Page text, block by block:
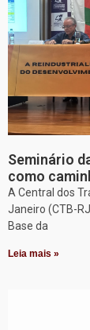
Seminário
como
A Central dos
Janeiro (CTB-
Base da
Leia mais »